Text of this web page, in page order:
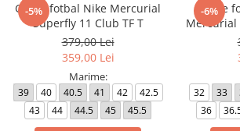
-5%
Ghete fotbal Nike Mercurial
Superfly 11 Club TF T
379,00 Lei
359,00 Lei
Marime:
39 40 40.5 41 42
42.5
43
44 44.5 45 45.5
-6%
Ghete
Mercurial
32 33
36